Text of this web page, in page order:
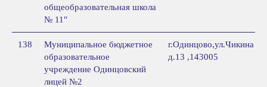
общеобразовательная школа
№ 11"
138
Муниципальное бюджетное
образовательное
учреждение Одинцовский
лицей №2
г.Одинцово,ул.Чикина
д.13 ,143005